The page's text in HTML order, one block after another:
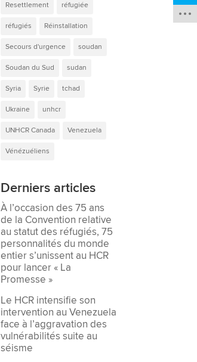
Resettlement réfugiée
réfugiés Réinstallation
Secours d'urgence soudan
Soudan du Sud sudan
Syria Syrie tchad
Ukraine unhcr
UNHCR Canada Venezuela
Vénézuéliens
Derniers articles
À l’occasion des 75 ans
de la Convention relative
au statut des réfugiés, 75
personnalités du monde
entier s’unissent au HCR
pour lancer « La
Promesse »
Le HCR intensifie son
intervention au Venezuela
face à l’aggravation des
vulnérabilités suite au
séisme